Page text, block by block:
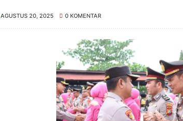
AGUSTUS 20, 2025 0 KOMENTAR